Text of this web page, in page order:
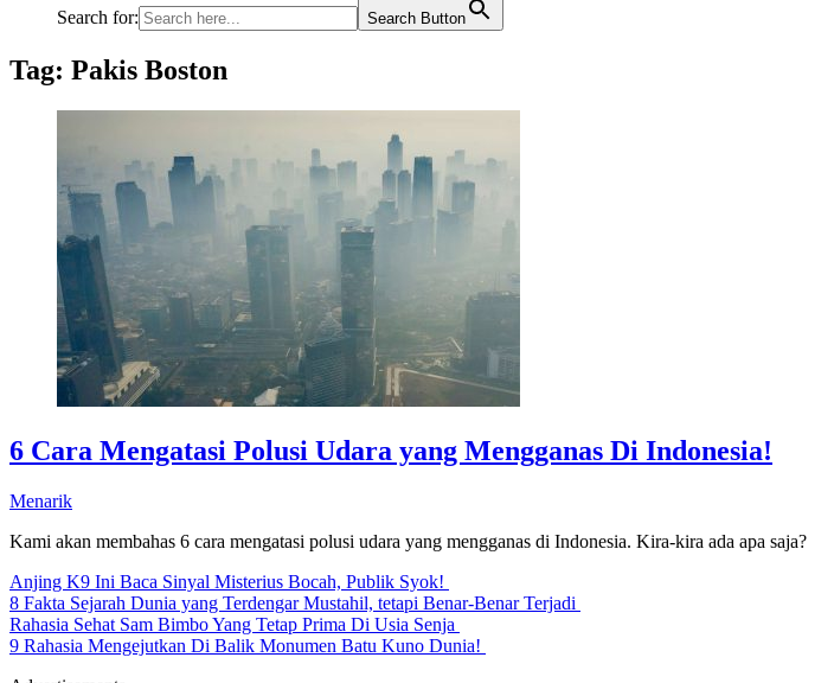
Search for: Search Button
Tag: Pakis Boston
6 Cara Mengatasi Polusi Udara yang Mengganas Di Indonesia!
Menarik
Kami akan membahas 6 cara mengatasi polusi udara yang mengganas di Indonesia. Kira-kira ada apa saja?
Anjing K9 Ini Baca Sinyal Misterius Bocah, Publik Syok!
8 Fakta Sejarah Dunia yang Terdengar Mustahil, tetapi Benar-Benar Terjadi
Rahasia Sehat Sam Bimbo Yang Tetap Prima Di Usia Senja
9 Rahasia Mengejutkan Di Balik Monumen Batu Kuno Dunia!